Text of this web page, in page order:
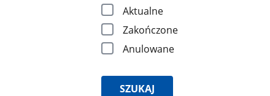
Aktualne
Zakończone
Anulowane
SZUKAJ